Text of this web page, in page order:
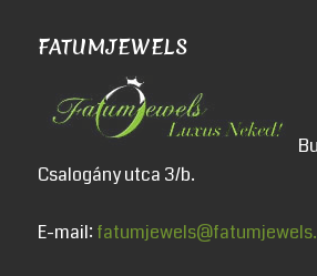
FATUMJEWELS
Csalogány utca 3/b.
E-mail: